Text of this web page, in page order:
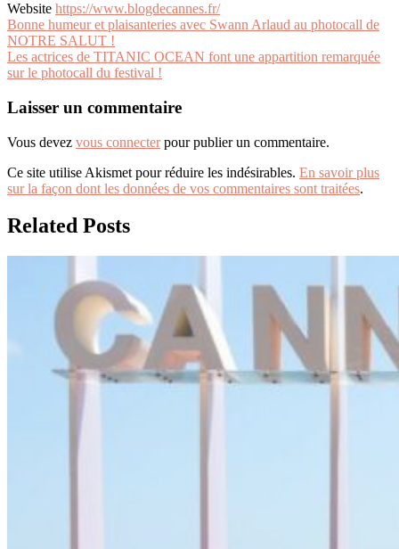
Website https://www.blogdecannes.fr/
Navigation
de
l’article
Bonne humeur et plaisanteries avec Swann Arlaud au photocall de
NOTRE SALUT !
Les actrices de TITANIC OCEAN font une appartition remarquée
sur le photocall du festival !
Laisser un commentaire
Vous devez vous connecterpour publier un commentaire.
Ce site utilise Akismet pour réduire les indésirables. En savoir plus
sur la façon dont les données de vos commentaires sont traitées.
Related Posts